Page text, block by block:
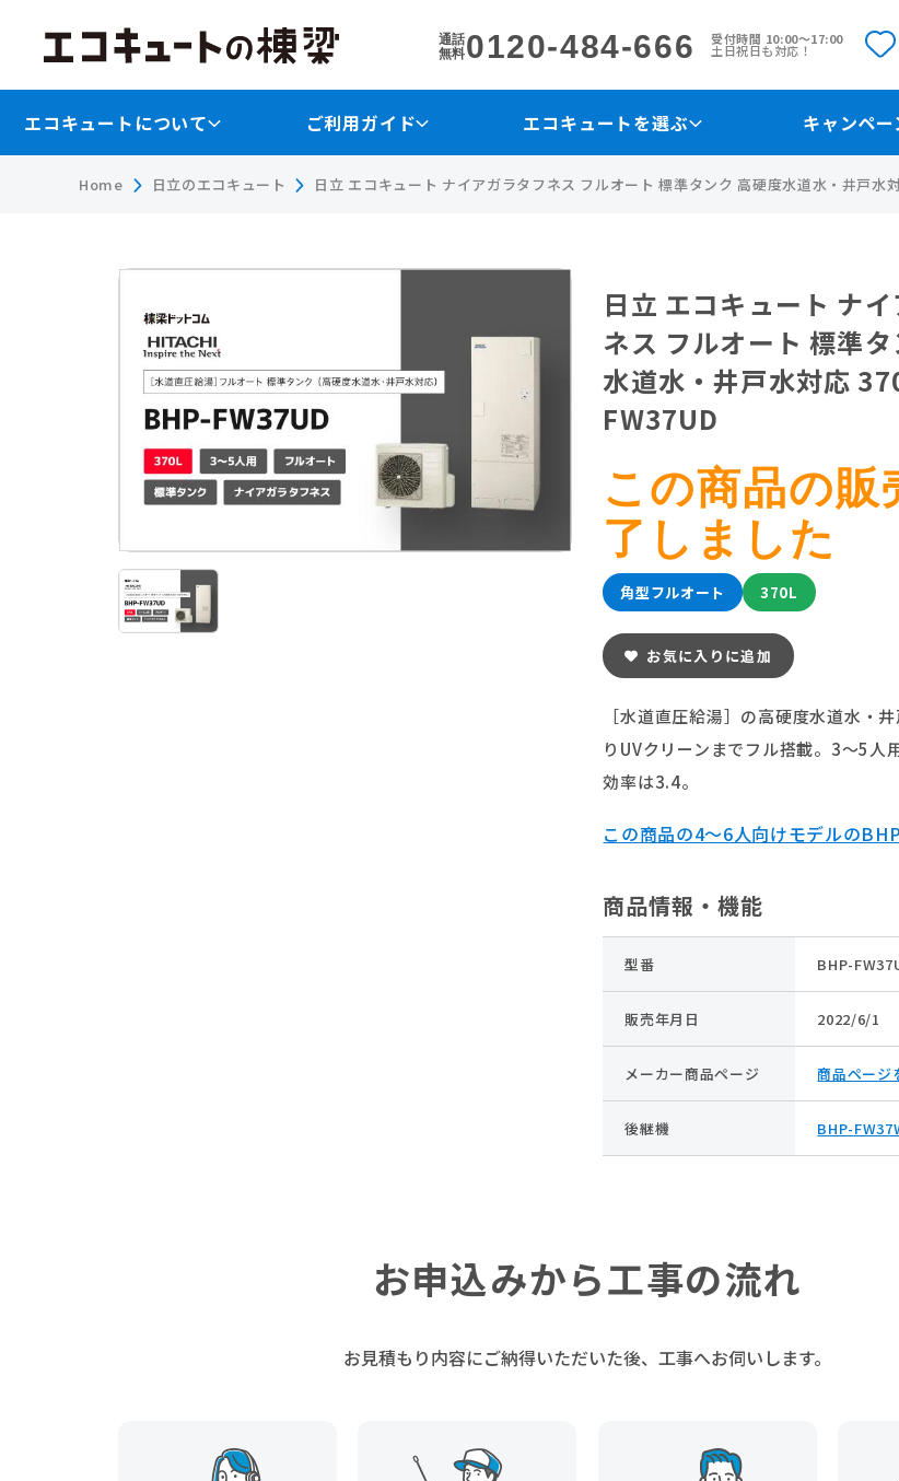
通話
無料0120-484-666 受付時間 10:00〜17:00
土日祝日も対応！
エコキュートについて ご利用ガイド エコキュートを選ぶ キャンペー
Home 日立のエコキュート 日立 エコキュート ナイアガラタフネス フルオート 標準タンク 高硬度水道水・井戸水
日立 エコキュート ナ
ネス フルオート 標準
水道水・井戸水対応
FW37UD
この商品の販
了しました
角型フルオート 370L
お気に入りに追加
［水道直圧給湯］の高硬度水道水・
りUVクリーンまでフル搭載。3～5人
効率は3.4。
この商品の4～6人向けモデルの
商品情報・機能
型番 BHP-
販売年月日 2022/6/1
メーカー商品ページ 商品ページ
後継機 BHP-
お申込みから工事の流れ
お見積もり内容にご納得いただいた後、工事へお伺いします。